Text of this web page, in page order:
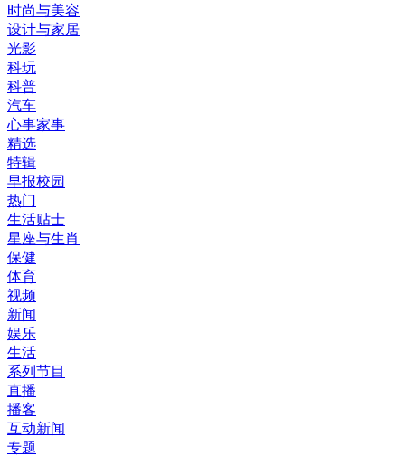
时尚与美容
设计与家居
光影
科玩
科普
汽车
心事家事
精选
特辑
早报校园
热门
生活贴士
星座与生肖
保健
体育
视频
新闻
娱乐
生活
系列节目
直播
播客
互动新闻
专题